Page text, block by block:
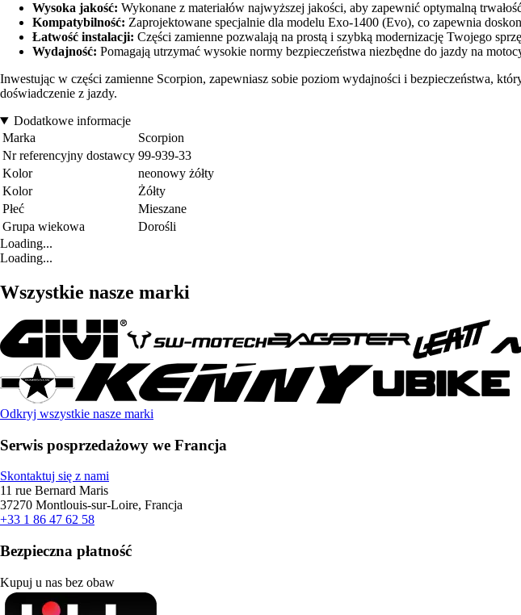
Wysoka jakość: Wykonane z materiałów najwyższej jakości, aby zapewnić optymalną
Kompatybilność: Zaprojektowane specjalnie dla modelu Exo-1400 (Evo), co zapewnia
Łatwość instalacji: Części zamienne pozwalają na prostą i szybką modernizację Twojego
Wydajność: Pomagają utrzymać wysokie normy bezpieczeństwa niezbędne do jazdy na
Inwestując w części zamienne Scorpion, zapewniasz sobie poziom wydajności i bezpieczeństwa,
doświadczenie z jazdy.
Dodatkowe informacje
Marka
Scorpion
Nr referencyjny dostawcy 99-939-33
Kolor
neonowy żółty
Kolor
Żółty
Płeć
Mieszane
Grupa wiekowa
Dorośli
Loading...
Loading...
Wszystkie nasze marki
Odkryj wszystkie nasze marki
Serwis posprzedażowy we Francja
Skontaktuj się z nami
11 rue Bernard Maris
37270 Montlouis-sur-Loire, Francja
+33 1 86 47 62 58
Bezpieczna płatność
Kupuj u nas bez obaw